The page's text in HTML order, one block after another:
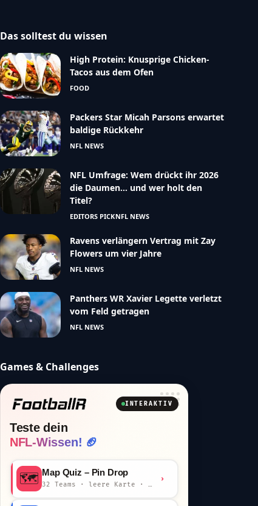
Das solltest du wissen
High Protein: Knusprige Chicken-
Tacos aus dem Ofen
FOOD
Packers Star Micah Parsons erwartet
baldige Rückkehr
NFL NEWS
NFL Umfrage: Wem drückt ihr 2026
die Daumen… und wer holt den
Titel?
EDITORS PICKNFL NEWS
Ravens verlängern Vertrag mit Zay
Flowers um vier Jahre
NFL NEWS
Panthers WR Xavier Legette verletzt
vom Feld getragen
NFL NEWS
Games & Challenges
INTERAKTIV
Teste dein
NFL-Wissen! 🏈
🗺️ Map Quiz – Pin Drop
32 Teams · leere Karte · km-Wertung
›